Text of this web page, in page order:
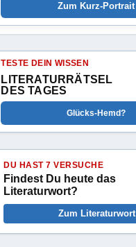
Zum Kurz-Portrait
TESTE DEIN WISSEN
LITERATURRÄTSEL
DES TAGES
Glücks-Hemd?
DU HAST 7 VERSUCHE
Findest Du heute das
Literaturwort?
Zum Literaturwort